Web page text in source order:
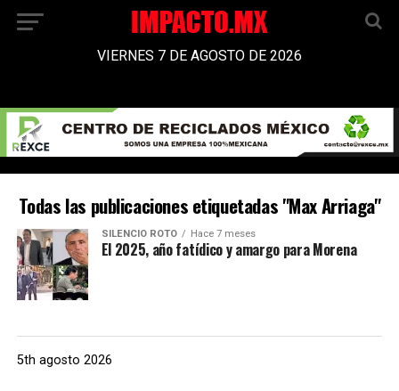
VIERNES 7 DE AGOSTO DE 2026
Todas las publicaciones etiquetadas "Max Arriaga"
SILENCIO ROTO Hace 7 meses
El 2025, año fatídico y amargo para Morena
5th agosto 2026